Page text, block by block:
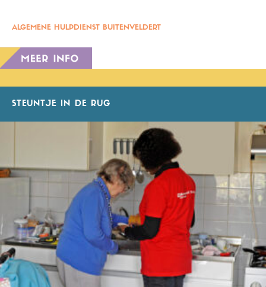
ALGEMENE HULPDIENST BUITENVELDERT
STEUNTJE IN DE RUG